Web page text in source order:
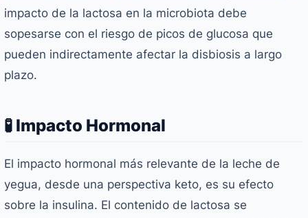
impacto de la lactosa en la microbiota debe
sopesarse con el riesgo de picos de glucosa que
pueden indirectamente afectar la disbiosis a largo
plazo.
🧪 Impacto Hormonal
El impacto hormonal más relevante de la leche de
yegua, desde una perspectiva keto, es su efecto
sobre la insulina. El contenido de lactosa se